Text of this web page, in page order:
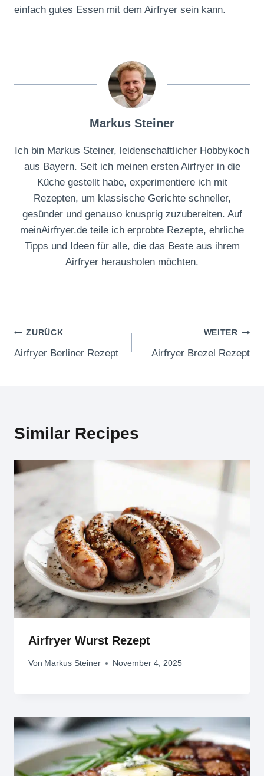
einfach gutes Essen mit dem Airfryer sein kann.
Markus Steiner
Ich bin Markus Steiner, leidenschaftlicher Hobbykoch
aus Bayern. Seit ich meinen ersten Airfryer in die
Küche gestellt habe, experimentiere ich mit
Rezepten, um klassische Gerichte schneller,
gesünder und genauso knusprig zuzubereiten. Auf
meinAirfryer.de teile ich erprobte Rezepte, ehrliche
Tipps und Ideen für alle, die das Beste aus ihrem
Airfryer herausholen möchten.
Beitragsnavigation
ZURÜCK
Airfryer Berliner Rezept
WEITER
Airfryer Brezel Rezept
Similar Recipes
Airfryer Wurst Rezept
Von Markus Steiner November 4, 2025